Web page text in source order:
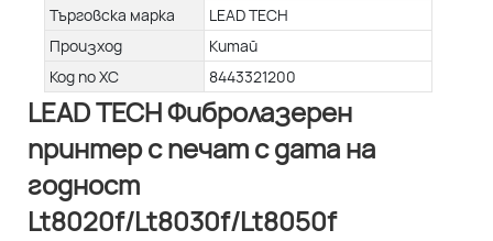
Търговска марка
LEAD TECH
Произход
Китай
Код по ХС
8443321200
LEAD TECH Фибролазерен
принтер с печат с дата на
годност
Lt8020f/Lt8030f/Lt8050f